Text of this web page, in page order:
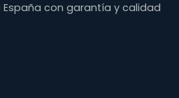
con garantía y calidad